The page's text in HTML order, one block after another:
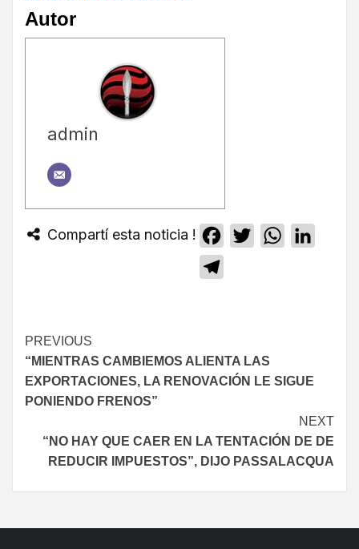
Autor
admin
Compartí esta noticia ! Facebook
TwitterWhatsApp
PREVIOUS
“MIENTRAS CAMBIEMOS ALIENTA LAS
EXPORTACIONES, LA RENOVACIÓN LE SIGUE
PONIENDO FRENOS”
NEXT
“NO HAY QUE CAER EN LA TENTACIÓN DE DE
REDUCIR IMPUESTOS”, DIJO PASSALACQUA